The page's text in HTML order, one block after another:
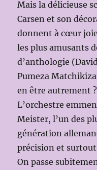
Mais la délicieuse
Carsen et son
donnent à cœur
les plus amusants
d’anthologie
Pumeza
en être autrement
L’orchestre
Meister, l’un des
génération
précision et
On passe